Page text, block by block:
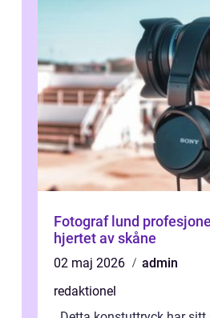
Fotograf lund profesjonell fotografi i
hjertet av skåne
02 maj 2026
admin
redaktionel